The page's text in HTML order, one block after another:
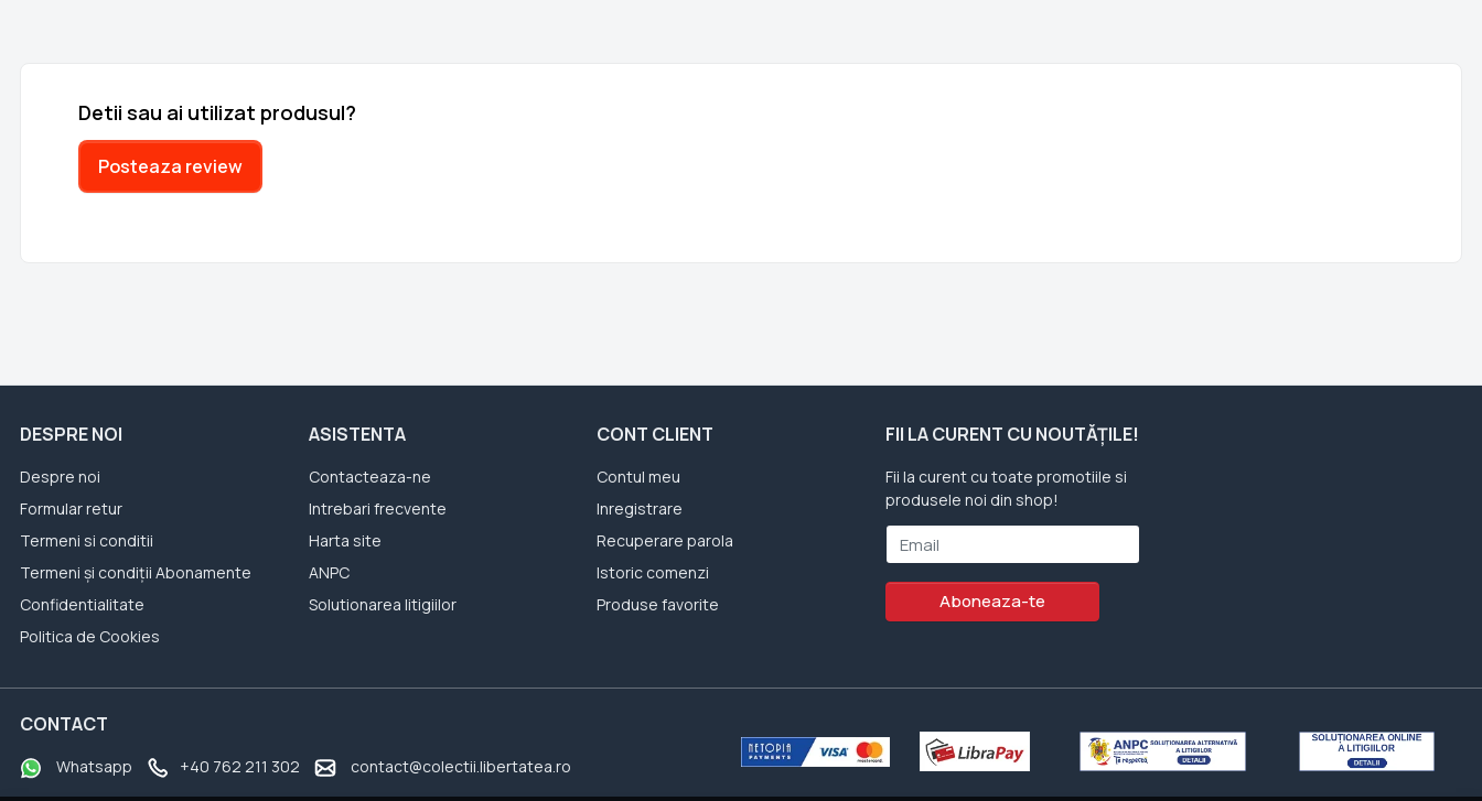
Detii sau ai utilizat produsul?
Posteaza review
DESPRE NOI
Despre noi
Formular retur
Termeni si conditii
Termeni și condiții Abonamente
Confidentialitate
Politica de Cookies
ASISTENTA
Contacteaza-ne
Intrebari frecvente
Harta site
ANPC
Solutionarea litigiilor
CONT CLIENT
Contul meu
Inregistrare
Recuperare parola
Istoric comenzi
Produse favorite
FII LA CURENT CU NOUTĂȚILE!
Fii la curent cu toate promotiile si
produsele noi din shop!
Email
Aboneaza-te
CONTACT
Whatsapp +40 762 211 302 contact@colectii.libertatea.ro